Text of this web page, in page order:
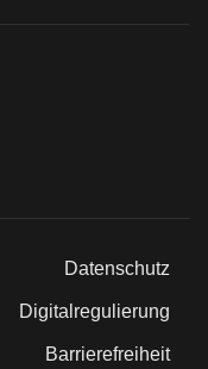
Datenschutz
Digitalregulierung
Barrierefreiheit